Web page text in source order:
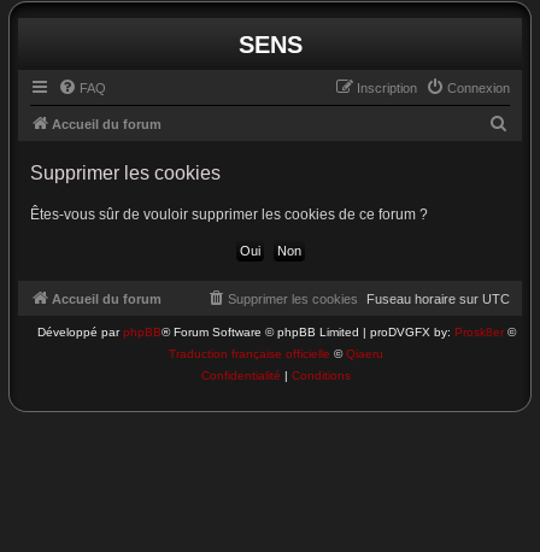
SENS
FAQ Connexion
Inscription
Accueil du forum
c
h
Supprimer les cookies
Êtes-vous sûr de vouloir supprimer les cookies de ce forum ?
Accueil du forum Fuseau horaire sur UTC
Supprimer les cookies
Développé parphpBB® Forum Software © phpBB Limited | proDVGFX by: Prosk8er©
Traduction française officielle ©Qiaeru
Confidentialité | Conditions